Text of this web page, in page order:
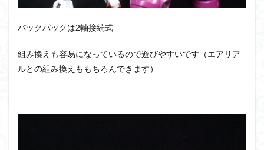
バックパックは2軸接続式
組み換えも容易になっているので遊びやすいです（エアリア
ルとの組み換えももちろんできます）